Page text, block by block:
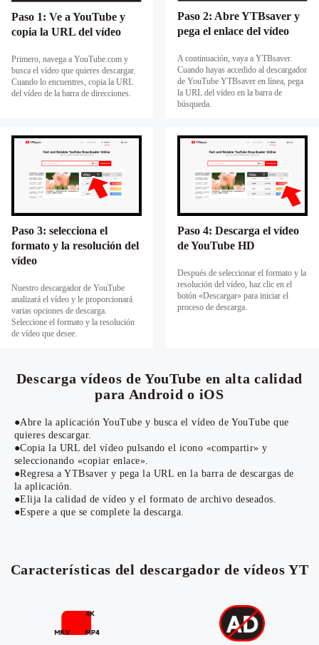
Paso 1: Ve a YouTube y
copia la URL del vídeo
Primero, navega a YouTube.com y
busca el vídeo que quieres descargar.
Cuando lo encuentres, copia la URL
del vídeo de la barra de direcciones.
Paso 2: Abre YTBsaver y
pega el enlace del vídeo
A continuación, vaya a YTBsaver.
Cuando hayas accedido al descargador
de YouTube YTBsaver en línea, pega
la URL del vídeo en la barra de
búsqueda.
Paso 3: selecciona el
formato y la resolución del
vídeo
Nuestro descargador de YouTube
analizará el vídeo y le proporcionará
varias opciones de descarga.
Seleccione el formato y la resolución
de vídeo que desee.
Paso 4: Descarga el vídeo
de YouTube HD
Después de seleccionar el formato y la
resolución del vídeo, haz clic en el
botón «Descargar» para iniciar el
proceso de descarga.
Descarga vídeos de YouTube en alta calidad
para Android o iOS
●Abre la aplicación YouTube y busca el vídeo de YouTube que
quieres descargar.
●Copia la URL del vídeo pulsando el icono «compartir» y
seleccionando «copiar enlace».
●Regresa a YTBsaver y pega la URL en la barra de descargas de
la aplicación.
●Elija la calidad de vídeo y el formato de archivo deseados.
●Espere a que se complete la descarga.
Características del descargador de vídeos YT